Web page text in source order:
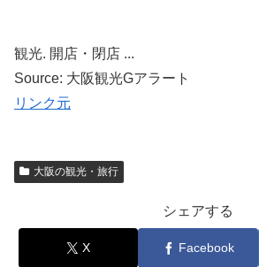
観光. 開店・閉店 ...
Source: 大阪観光Gアラート
リンク元
大阪の観光・旅行
シェアする
X Facebook